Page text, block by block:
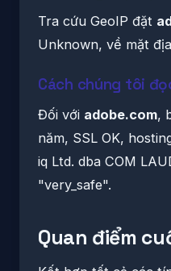
Tra cứu GeoIP đặt
Unknown, về mặt
Cách chúng tôi
Đối với adobe.com,
năm, SSL OK,
iq Ltd. dba COM
"very_safe".
Quan điểm